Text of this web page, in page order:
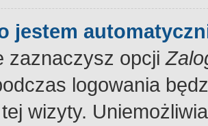
jestem
zaznaczysz opcji
logowania
wizyty.